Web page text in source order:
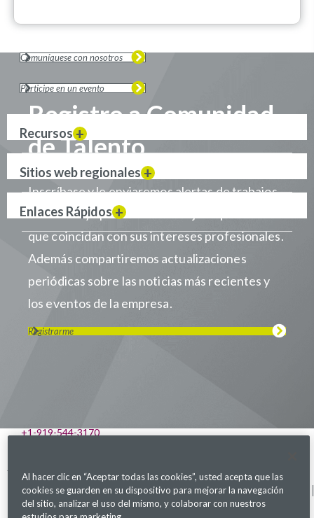
Registro a Comunidad
de Talento
Inscríbase y le enviaremos alertas de trabajos
cuando haya puestos de trabajo disponibles
que coincidan con sus intereses profesionales.
Además compartiremos actualizaciones
periódicas sobre las noticias más recientes y
los eventos de la empresa.
Registrarme
Comuníquese con nosotros
Participe en un evento
Recursos
Sitios web regionales
Enlaces Rápidos
+1-919-544-3170
Política de privacidadTérminos de servicio Declaración sobre Ley
de Esclavitud Moderna
Mapa del sitio
Configuración de cookies
Al hacer clic en “Aceptar todas las cookies”, usted acepta que las
cookies se guarden en su dispositivo para mejorar la navegación
del sitio, analizar el uso del mismo, y colaborar con nuestros